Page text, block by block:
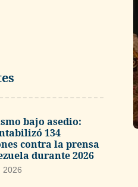
bajo asedio:
134
contra la prensa
durante 2026
2026